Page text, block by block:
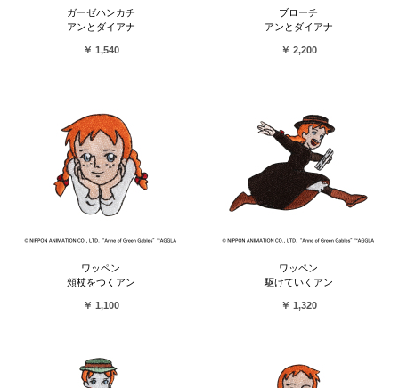
ガーゼハンカチ
アンとダイアナ
￥ 1,540
ブローチ
アンとダイアナ
￥ 2,200
ワッペン
頬杖をつくアン
￥ 1,100
ワッペン
駆けていくアン
￥ 1,320